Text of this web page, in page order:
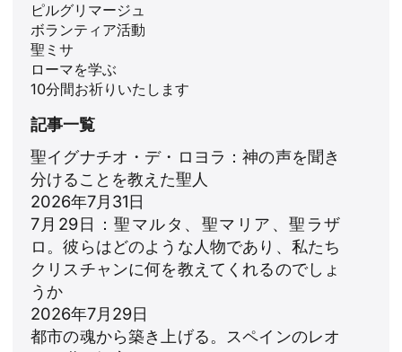
ピルグリマージュ
ボランティア活動
聖ミサ
ローマを学ぶ
10分間お祈りいたします
記事一覧
聖イグナチオ・デ・ロヨラ：神の声を聞き
分けることを教えた聖人
2026年7月31日
7月29日：聖マルタ、聖マリア、聖ラザ
ロ。彼らはどのような人物であり、私たち
クリスチャンに何を教えてくれるのでしょ
うか
2026年7月29日
都市の魂から築き上げる。スペインのレオ